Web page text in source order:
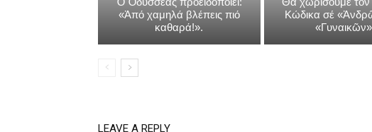
«Ἀπό χαμηλά βλέπεις πιό
καθαρά!».
Κώδικα σέ
LEAVE A REPLY